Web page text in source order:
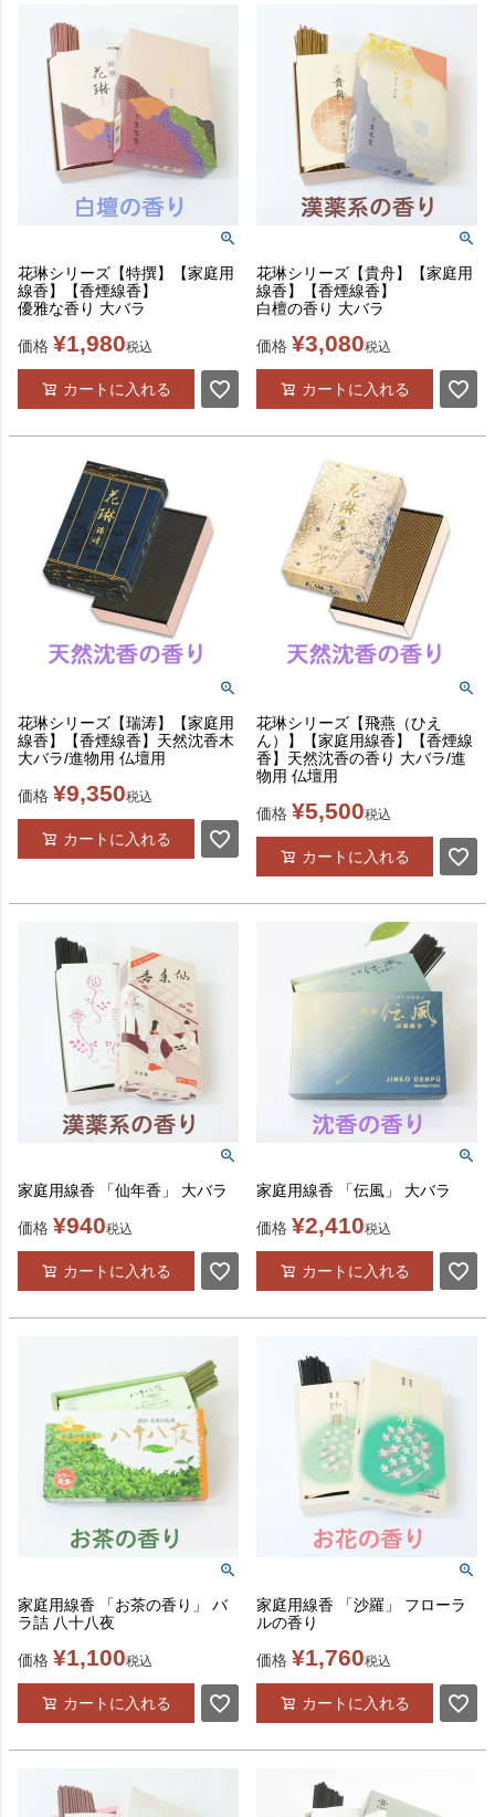
花琳シリーズ【特撰】【家庭用
線香】【香煙線香】
優雅な香り 大バラ
価格 ¥1,980税込
カートに入れる
花琳シリーズ【貴舟】【家庭用
線香】【香煙線香】
白檀の香り 大バラ
価格 ¥3,080税込
カートに入れる
花琳シリーズ【瑞涛】【家庭用
線香】【香煙線香】天然沈香木
大バラ/進物用 仏壇用
価格 ¥9,350税込
カートに入れる
花琳シリーズ【飛燕（ひえ
ん）】【家庭用線香】【香煙線
香】天然沈香の香り 大バラ/進
物用 仏壇用
価格 ¥5,500税込
カートに入れる
家庭用線香 「仙年香」 大バラ
価格 ¥940税込
カートに入れる
家庭用線香 「伝風」 大バラ
価格 ¥2,410税込
カートに入れる
家庭用線香 「お茶の香り」 バ
ラ詰 八十八夜
価格 ¥1,100税込
カートに入れる
家庭用線香 「沙羅」 フローラ
ルの香り
価格 ¥1,760税込
カートに入れる